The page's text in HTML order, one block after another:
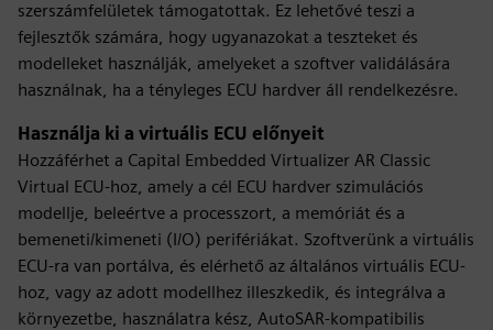
szerszámfelületek támogatottak. Ez lehetővé teszi a
fejlesztők számára, hogy ugyanazokat a teszteket és
modelleket használják, amelyeket a szoftver validálására
használnak, ha a tényleges ECU hardver áll rendelkezésre.
Használja ki a virtuális ECU előnyeit
Hozzáférhet a Capital Embedded Virtualizer AR Classic
Virtual ECU-hoz, amely a cél ECU hardver szimulációs
modellje, beleértve a processzort, a memóriát és a
bemeneti/kimeneti (I/O) perifériákat. Szoftverünk a virtuális
ECU-ra van portálva, és elérhető az általános virtuális ECU-
hoz, vagy az adott modellhez illeszkedik, és integrálva a
környezetbe, használatra kész, AutoSAR-kompatibilis